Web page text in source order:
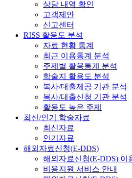
상담 내역 확인
고객제안
신고센터
RISS 활용도 분석
자료 현황 통계
최근 이용통계 분석
주제별 활용통계 분석
학술지 활용도 분석
복사/대출제공 기관 분석
복사/대출신청 기관 분석
활용도 높은 주제
최신/인기 학술자료
최신자료
인기자료
해외자료신청(E-DDS)
해외자료신청(E-DDS) 이
비용지원 서비스 안내